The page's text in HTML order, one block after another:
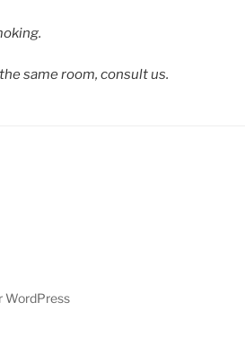
same room, consult us.
WordPress